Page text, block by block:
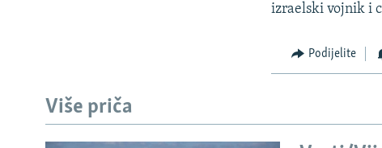
izraelski vojnik i
Podijelite
Više priča